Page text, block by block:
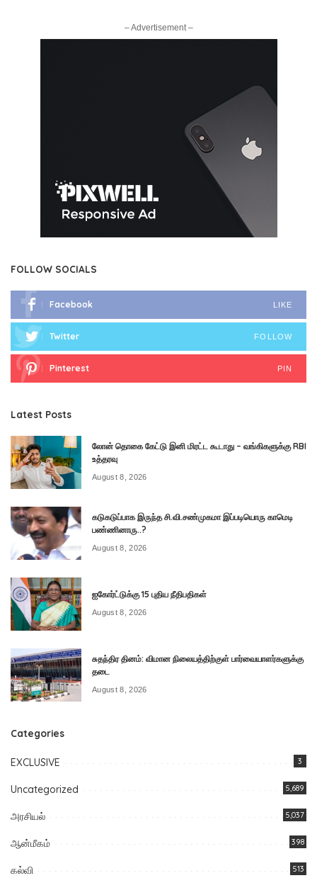
– Advertisement –
FOLLOW SOCIALS
Facebook LIKE
Twitter FOLLOW
Pinterest PIN
Latest Posts
லோன் தொகை கேட்டு இனி மிரட்ட கூடாது – வங்கிகளுக்கு RBI
உத்தரவு
August 8, 2026
கடுகடுப்பாக இருந்த சி.வி.சண்முகமா இப்படியொரு காமெடி
பண்ணினாரு..?
August 8, 2026
ஐகோர்ட்டுக்கு 15 புதிய நீதிபதிகள்
August 8, 2026
சுதந்திர தினம்: விமான நிலையத்திற்குள் பார்வையாளர்களுக்கு
தடை
August 8, 2026
Categories
EXCLUSIVE 3
Uncategorized 5,689
அரசியல் 5,037
ஆன்மீகம் 398
கல்வி 513